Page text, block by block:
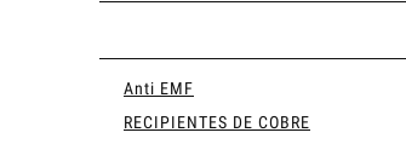
Anti EMF
RECIPIENTES DE COBRE